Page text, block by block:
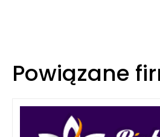
Powiązane